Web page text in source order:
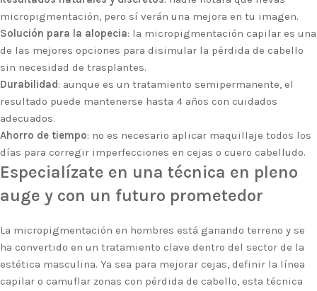
micropigmentación, pero sí verán una mejora en tu imagen.
Solución para la alopecia: la micropigmentación capilar es una
de las mejores opciones para disimular la pérdida de cabello
sin necesidad de trasplantes.
Durabilidad: aunque es un tratamiento semipermanente, el
resultado puede mantenerse hasta 4 años con cuidados
adecuados.
Ahorro de tiempo: no es necesario aplicar maquillaje todos los
días para corregir imperfecciones en cejas o cuero cabelludo.
Especialízate en una técnica en pleno
auge y con un futuro prometedor
La micropigmentación en hombres está ganando terreno y se
ha convertido en un tratamiento clave dentro del sector de la
estética masculina. Ya sea para mejorar cejas, definir la línea
capilar o camuflar zonas con pérdida de cabello, esta técnica